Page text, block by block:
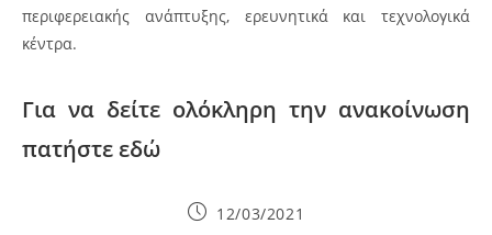
περιφερειακής ανάπτυξης, ερευνητικά και τεχνολογικά
κέντρα.
Για να δείτε ολόκληρη την ανακοίνωση
πατήστε εδώ
Post12/03/2021